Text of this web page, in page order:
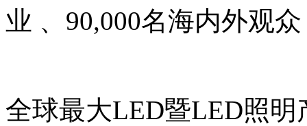
业 、90,000名海内外观
全球最大LED暨LED照